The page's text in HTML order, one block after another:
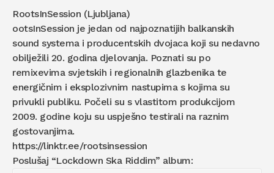
RootsInSession (Ljubljana)
ootsInSession je jedan od najpoznatijih balkanskih
sound systema i producentskih dvojaca koji su nedavno
obilježili 20. godina djelovanja. Poznati su po
remixevima svjetskih i regionalnih glazbenika te
energičnim i eksplozivnim nastupima s kojima su
privukli publiku. Počeli su s vlastitom produkcijom
2009. godine koju su uspješno testirali na raznim
gostovanjima.
https://linktr.ee/rootsinsession
Poslušaj “Lockdown Ska Riddim” album: